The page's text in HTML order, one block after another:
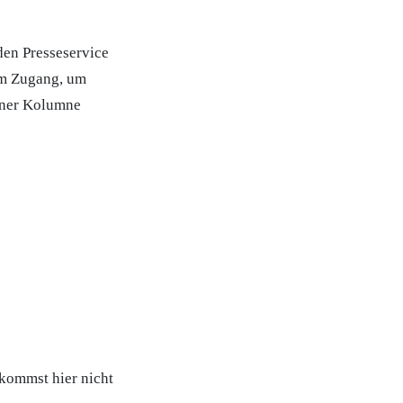
Presseservice
Zugang, um
Kolumne
hier nicht